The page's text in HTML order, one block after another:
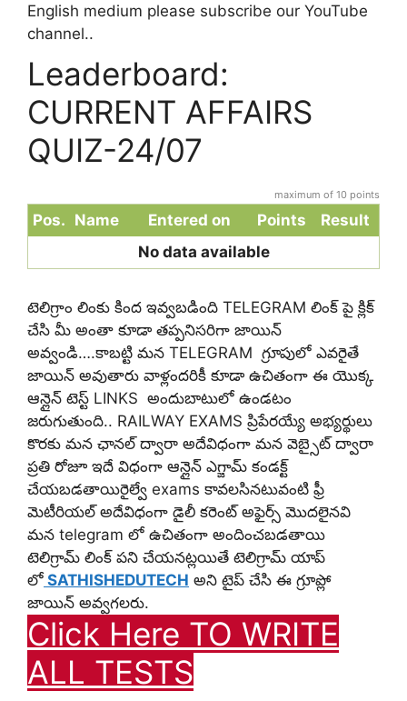
English medium please subscribe our YouTube
channel..
Leaderboard:
CURRENT AFFAIRS
QUIZ-24/07
maximum of 10 points
Pos. Name Entered on Points
Result
No data available
టెలిగ్రాం లింకు కింద ఇవ్వబడింది TELEGRAM లింక్ పై క్లిక్
చేసి మీ అంతా కూడా తప్పనిసరిగా జాయిన్
అవ్వండి….కాబట్టి మన TELEGRAM గ్రూపులో ఎవరైతే
జాయిన్ అవుతారు వాళ్లందరికీ కూడా ఉచితంగా ఈ యొక్క
ఆన్లైన్ టెస్ట్ LINKS అందుబాటులో ఉండటం
జరుగుతుంది.. RAILWAY EXAMS ప్రిపేరయ్యే అభ్యర్థులు
కొరకు మన ఛానల్ ద్వారా అదేవిధంగా మన వెబ్సైట్ ద్వారా
ప్రతి రోజూ ఇదే విధంగా ఆన్లైన్ ఎగ్జామ్ కండక్ట్
చేయబడతాయిరైల్వే exams కావలసినటువంటి ఫ్రీ
మెటీరియల్ అదేవిధంగా డైలీ కరెంట్ అఫైర్స్ మొదలైనవి
మన telegram లో ఉచితంగా అందించబడతాయి
టెలిగ్రామ్ లింక్ పని చేయనట్లయితే టెలిగ్రామ్ యాప్
లో SATHISHEDUTECH అని టైప్ చేసి ఈ గ్రూప్లో
జాయిన్ అవ్వగలరు.
Click Here TO WRITE
ALL TESTS